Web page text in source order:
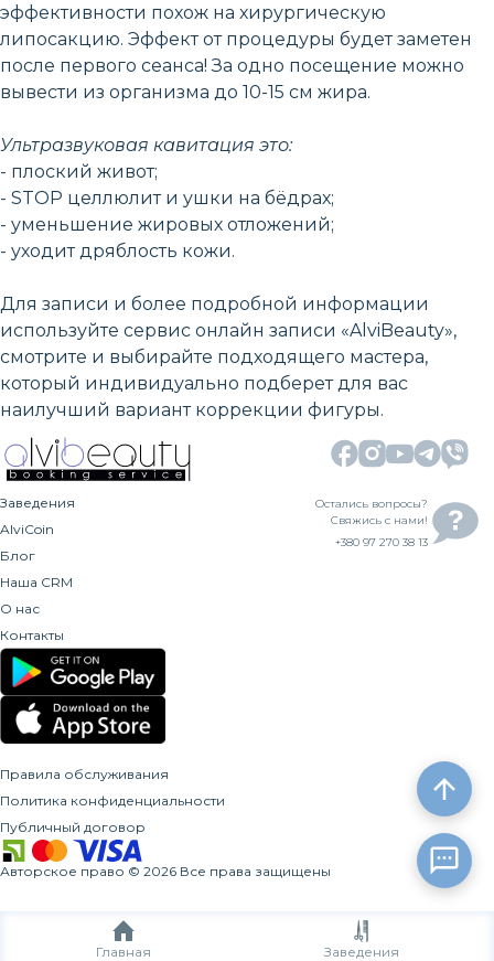
Главная Заведения
эффективности похож на хирургическую
липосакцию. Эффект от процедуры будет заметен
после первого сеанса! За одно посещение можно
вывести из организма до 10-15 см жира.
Ультразвуковая кавитация это:
- плоский живот;
- STOP целлюлит и ушки на бёдрах;
- уменьшение жировых отложений;
- уходит дряблость кожи.
Для записи и более подробной информации
используйте сервис онлайн записи «AlviBeauty»,
смотрите и выбирайте подходящего мастера,
который индивидуально подберет для вас
наилучший вариант коррекции фигуры.
Заведения
AlviCoin
Блог
Наша CRM
О нас
Контакты
Остались вопросы?
Свяжись с нами!
+380 97 270 38 13
Правила обслуживания
Политика конфиденциальности
Публичный договор
Авторское право © 2026 Все права защищены